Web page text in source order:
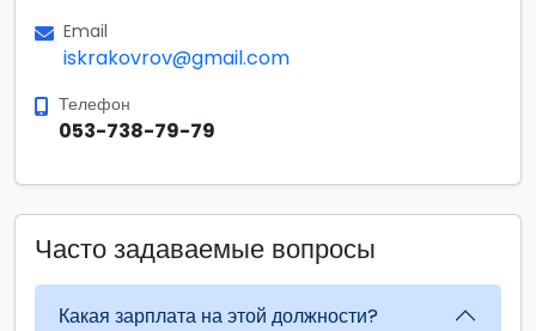
Email
iskrakovrov@gmail.com
Телефон
053-738-79-79
Часто задаваемые вопросы
Какая зарплата на этой должности?